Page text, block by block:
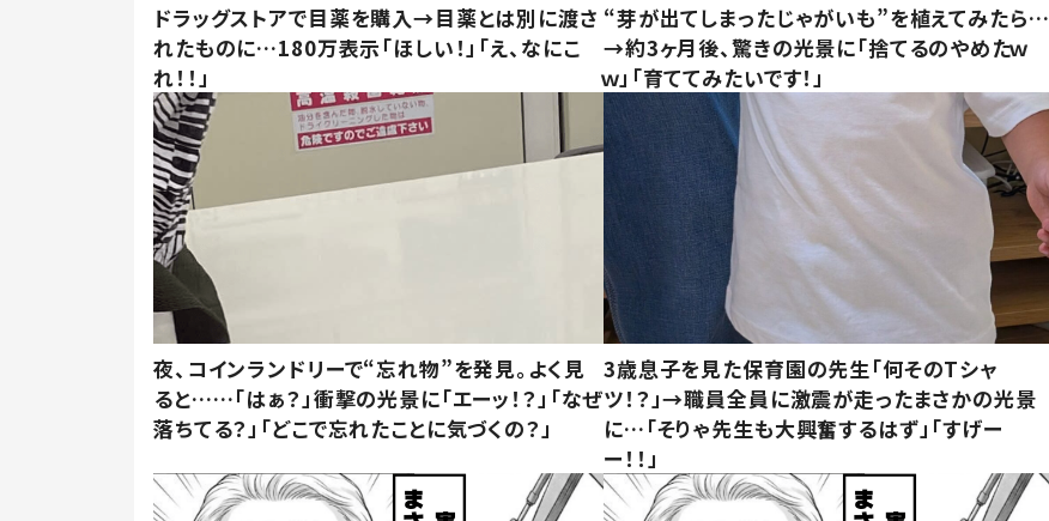
ドラッグストアで目薬を購入→目薬とは別に渡さ
れたものに…180万表示「ほしい！」「え、なにこ
れ！！」
“芽が出てしまったじゃがいも”を植えてみたら…
→約3ヶ月後、驚きの光景に「捨てるのやめたｗ
ｗ」「育ててみたいです！」
夜、コインランドリーで“忘れ物”を発見。よく見
ると……「はぁ？」衝撃の光景に「エーッ！？」「なぜ
落ちてる？」「どこで忘れたことに気づくの？」
3歳息子を見た保育園の先生「何そのTシャ
ツ！？」→職員全員に激震が走ったまさかの光景
に…「そりゃ先生も大興奮するはず」「すげー
ー！！」